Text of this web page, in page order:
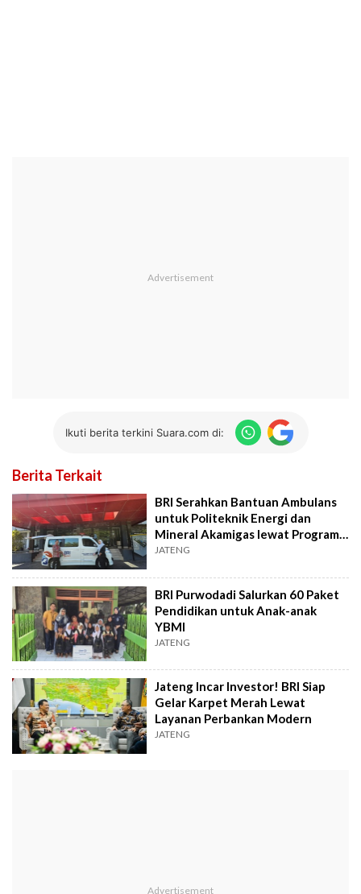
Ikuti berita terkini Suara.com di:
Berita Terkait
BRI Serahkan Bantuan Ambulans
untuk Politeknik Energi dan
Mineral Akamigas lewat Program
TJSL
JATENG
BRI Purwodadi Salurkan 60 Paket
Pendidikan untuk Anak-anak
YBMI
JATENG
Jateng Incar Investor! BRI Siap
Gelar Karpet Merah Lewat
Layanan Perbankan Modern
JATENG